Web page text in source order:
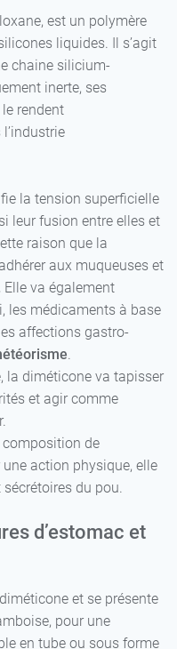
est un polymère
liquides. Il s’agit
chaine silicium-
inerte, ses
rendent
la tension superficielle
leur fusion entre elles et
raison que la
aux muqueuses et
Elle va également
les médicaments à base
affections gastro-
.
la diméticone va tapisser
et agir comme
composition de
action physique, elle
du pou.
d’estomac et
et se présente
pour une
en tube ou sous forme